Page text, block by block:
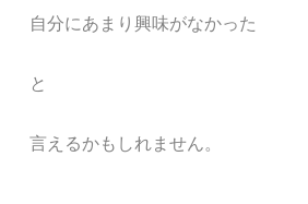
自分にあまり興味がなかった
と
言えるかもしれません。